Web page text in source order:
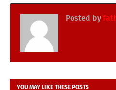
Posted by
YOU MAY LIKE THESE POSTS